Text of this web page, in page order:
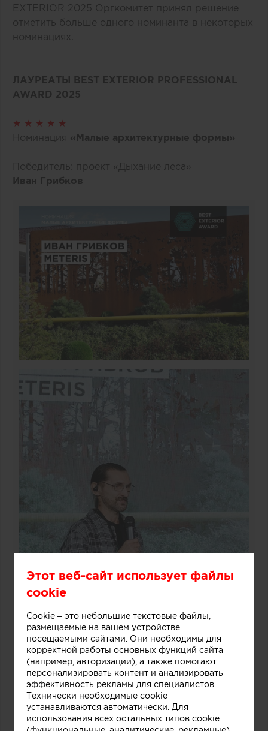
EXTERIOR 2025 Оргкомитет принял решение
отметить больше одного номинанта в некоторых
номинациях.
ЛАУРЕАТЫ BEST EXTERIOR PROFESSIONAL
AWARD 2025
★ ★ ★ ★ ★
Номинация «Малые архитектурные формы»
Победитель: проект «Дыхание леса»
Иван Грибков
Этот веб-сайт использует файлы
cookie
Cookie – это небольшие текстовые файлы,
размещаемые на вашем устройстве
посещаемыми сайтами. Они необходимы для
корректной работы основных функций сайта
(например, авторизации), а также помогают
персонализировать контент и анализировать
эффективность рекламы для специалистов.
Технически необходимые cookie
устанавливаются автоматически. Для
использования всех остальных типов cookie